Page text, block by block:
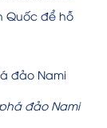
Quốc để hỗ
đảo Nami